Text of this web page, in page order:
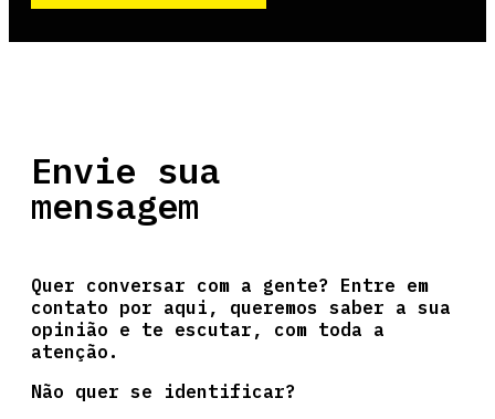
Envie sua
mensagem
Quer conversar com a gente? Entre em
contato por aqui, queremos saber a sua
opinião e te escutar, com toda a
atenção.
Não quer se identificar?